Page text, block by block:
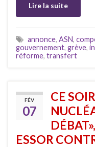
Lire la suite
annonce, ASN,
gouvernement, grève,
réforme, transfert
FÉV
07
CE
ESSOR